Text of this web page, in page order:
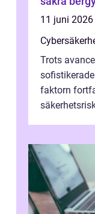
11 juni 2026
Trots
faktorn